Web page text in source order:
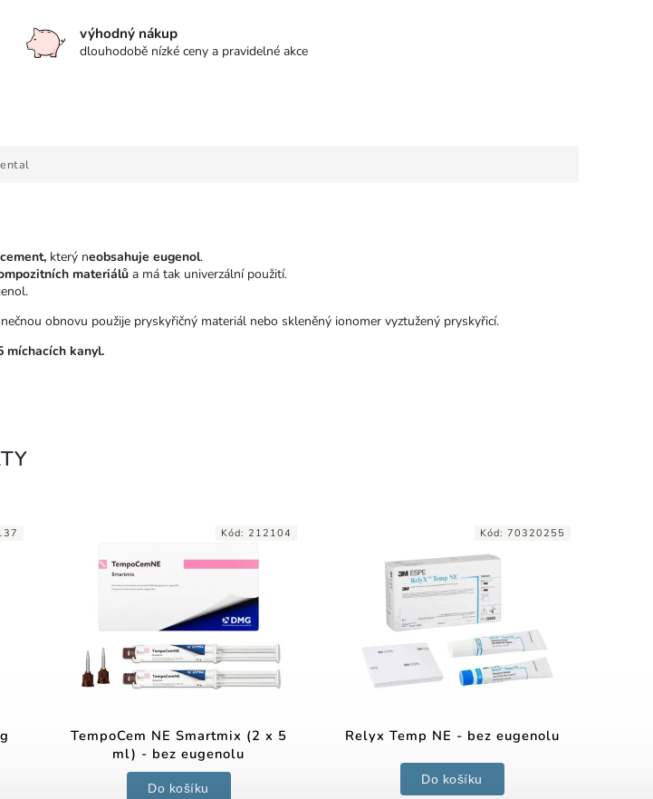
výhodný nákup
dlouhodobě nízké ceny a pravidelné akce
který neobsahuje eugenol.
materiálů a má tak univerzální použití.
obnovu použije pryskyřičný materiál nebo skleněný ionomer vyztužený pryskyřicí.
míchacích kanyl.
TempoCem NE Smartmix (2 x 5
ml) - bez eugenolu
Do košíku
Kód: 212104
Relyx Temp NE - bez eugenolu
Do košíku
Kód: 70320255